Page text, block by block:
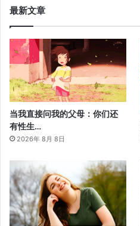
最新文章
当我直接问我的父母：你们还
有性生…
2026年 8月 8日